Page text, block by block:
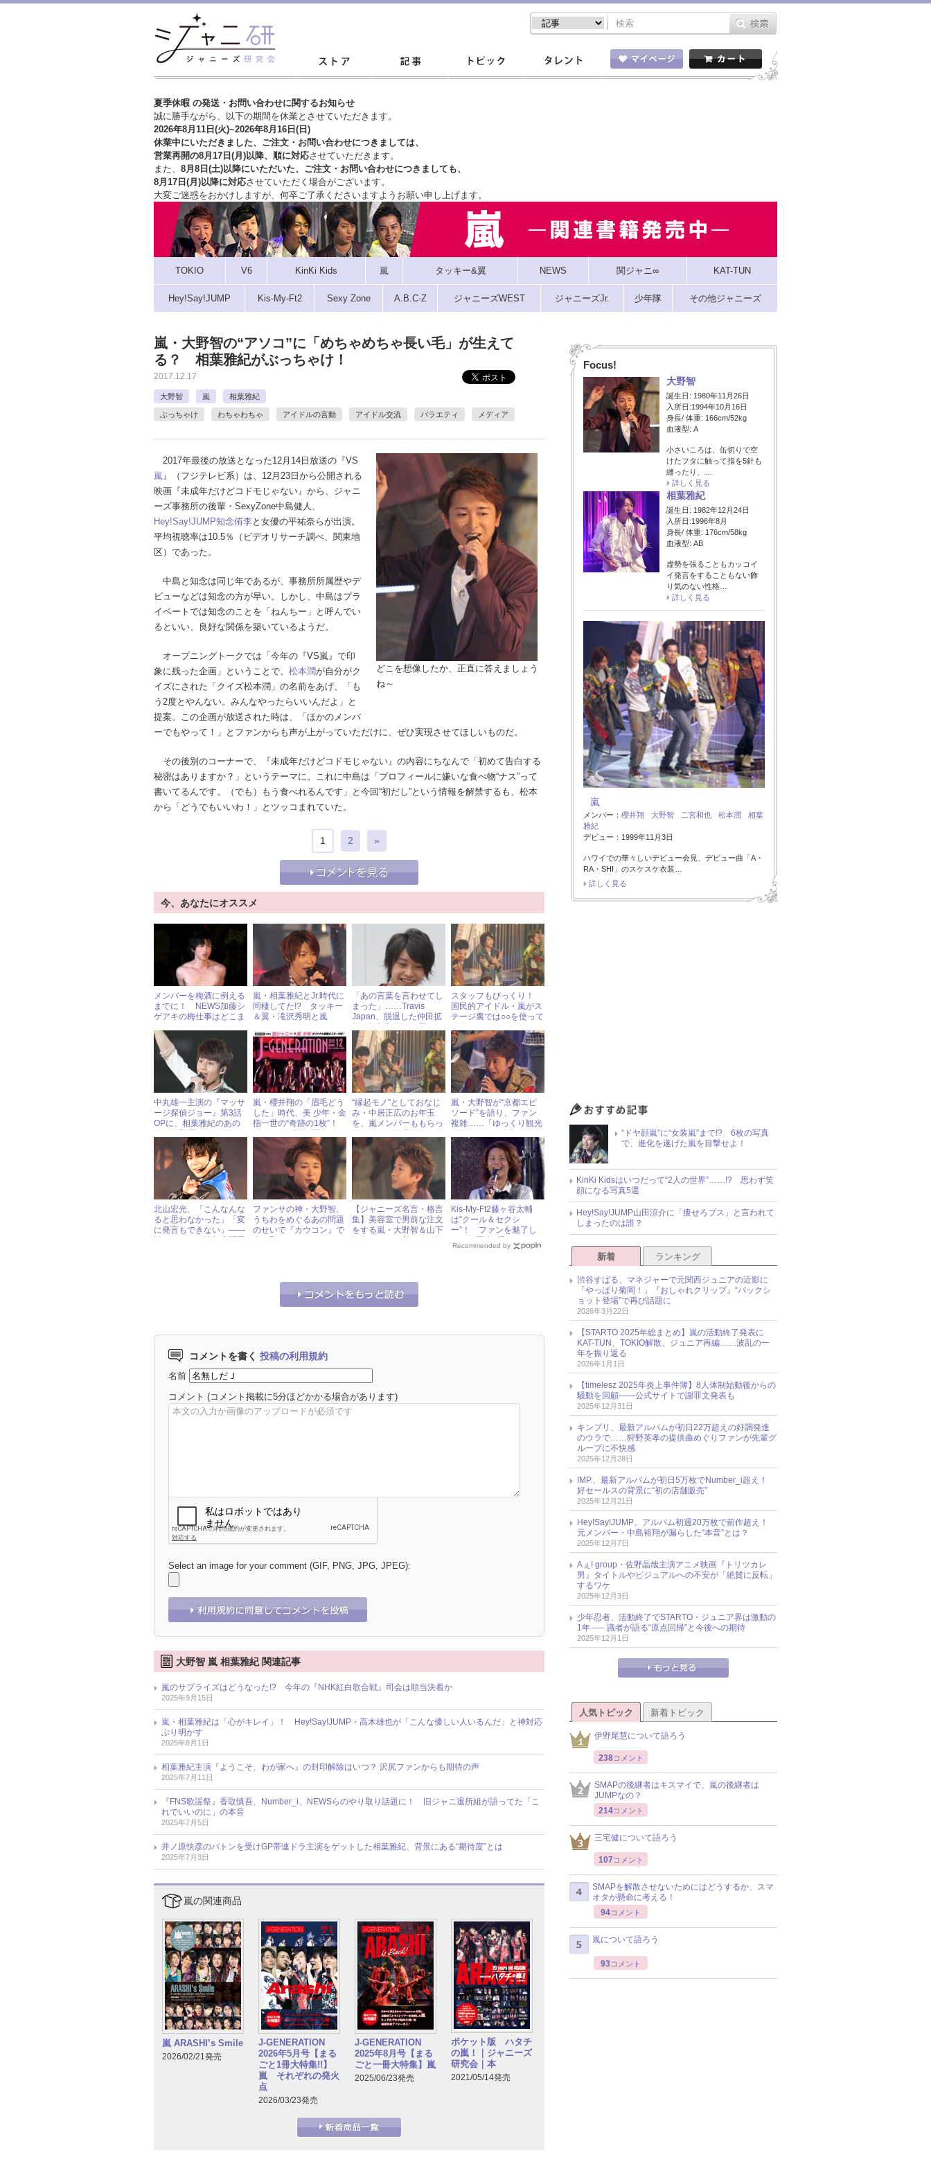
夏季休暇 の発送・お問い合わせに関するお知らせ
誠に勝手ながら、以下の期間を休業とさせていただきます。
2026年8月11日(火)~2026年8月16日(日)
休業中にいただきました、ご注文・お問い合わせにつきましては、
営業再開の8月17日(月)以降、順に対応させていただきます。
また、 8月8日(土)以降にいただいた、ご注文・ お問い合わせにつきましても、
8月17日(月)以降に対応させていただく場合がございます。
大変ご迷惑をおかけしますが、 何卒ご了承くださいますようお願い申し上げます。
TOKIO V6 KinKi Kids 嵐 タッキー&翼 NEWS 関ジャニ∞ KAT-TUN
Hey!Say!JUMP Kis-My-Ft2 Sexy Zone A.B.C-Z ジャニーズWEST ジャニーズJr. 少年隊 その他ジャニーズ
嵐・大野智の“アソコ”に「めちゃめちゃ長い毛」が生えて
る？ 相葉雅紀がぶっちゃけ！
2017.12.17
大野智 嵐 相葉雅紀
ぶっちゃけ わちゃわちゃ アイドルの言動 アイドル交流 バラエティ メディア
どこを想像したか、正直に答えましょう
ね～
2017年最後の放送となった12月14日放送の『VS
嵐』（フジテレビ系）は、12月23日から公開される
映画『未成年だけどコドモじゃない』から、ジャニ
ーズ事務所の後輩・SexyZone中島健人、
Hey!Say!JUMP知念侑李と女優の平祐奈らが出演。
平均視聴率は10.5％（ビデオリサーチ調べ、関東地
区）であった。
中島と知念は同じ年であるが、事務所所属歴やデ
ビューなどは知念の方が早い。しかし、中島はプラ
イベートでは知念のことを「ねんちー」と呼んでい
るといい、良好な関係を築いているようだ。
オープニングトークでは「今年の『VS嵐』で印
象に残った企画」ということで、 松本潤が自分がク
イズにされた「クイズ松本潤」の名前をあげ、「も
う2度とやんない。みんなやったらいいんだよ」と
提案。この企画が放送された時は、「ほかのメンバ
ーでもやって！」とファンからも声が上がっていただけに、ぜひ実現させてほしいものだ。
その後別のコーナーで、『未成年だけどコドモじゃない』の内容にちなんで「初めて告白する
秘密はありますか？」というテーマに。これに中島は「プロフィールに嫌いな食べ物“ナス”って
書いてるんです。（でも）もう食べれるんです」と今回“初だし”という情報を解禁するも、松本
から「どうでもいいわ！」とツッコまれていた。
1 2 »
今、あなたにオススメ
メンバーを梅酒に例える
までに！ NEWS加藤シ
ゲアキの梅仕事はどこま
嵐・相葉雅紀とJr.時代に
同棲してた!? タッキー
＆翼・滝沢秀明と嵐
ード
「あの言葉を言わせてし
まった」……Travis
Japan、脱退した仲田拡
語る！
スタッフもびっくり！
国民的アイドル・嵐がス
テージ裏では○○を使って
中丸雄一主演の『マッサ
ージ探偵ジョー』第3話
OPに、相葉雅紀のあの
嵐・櫻井翔の「眉毛どう
した」時代、美 少年・金
指一世の“奇跡の1枚”！
“縁起モノ”としておなじ
み・中居正広のお年玉
を、嵐メンバーももらっ
『紅白』裏話
嵐・大野智が“京都エピ
ソード”を語り、ファン
複雑……「ゆっくり観光
北山宏光、「こんなんな
ると思わなかった」「変
に発言もできない」――
ファンサの神・大野智、
うちわをめぐるあの問題
のせいで『カウコン』で
【ジャニーズ名言・格言
集】美容室で男前な注文
をする嵐・大野智＆山下
Kis-My-Ft2藤ヶ谷太輔
は“クール＆セクシ
ー”！ ファンを魅了し
Recommended by
コメントを書く 投稿の利用規約
名前
コメント (コメント掲載に5分ほどかかる場合があります)
Select an image for your comment (GIF, PNG, JPG, JPEG):
大野智 嵐 相葉雅紀 関連記事
嵐のサプライズはどうなった!? 今年の『NHK紅白歌合戦』司会は順当決着か
2025年9月15日
嵐・相葉雅紀は「心がキレイ」！ Hey!Say!JUMP・高木雄也が「こんな優しい人いるんだ」と神対応
ぶり明かす
2025年8月1日
相葉雅紀主演『ようこそ、わが家へ』の封印解除はいつ？ 沢尻ファンからも期待の声
2025年7月11日
『FNS歌謡祭』香取慎吾、Number_i、NEWSらのやり取り話題に！ 旧ジャニ退所組が語ってた「こ
れでいいのに」の本音
2025年7月5日
井ノ原快彦のバトンを受けGP帯連ドラ主演をゲットした相葉雅紀、背景にある“期待度”とは
2025年7月3日
嵐の関連商品
嵐 ARASHI’s Smile
2026/02/21発売
J-GENERATION
2026年5月号【まる
ごと1冊大特集!!】
嵐 それぞれの発火
点
2026/03/23発売
J-GENERATION
2025年8月号【まる
ごと一冊大特集】嵐
2025/06/23発売
ポケット版 ハタチ
の嵐！｜ジャニーズ
研究会｜本
2021/05/14発売
Focus!
大野智
誕生日: 1980年11月26日
入所日:1994年10月16日
身長/ 体重: 166cm/52kg
血液型: A
小さいころは、缶切りで空
けたフタに触って指を5針も
縫ったり、…
詳しく見る
相葉雅紀
誕生日: 1982年12月24日
入所日:1996年8月
身長/ 体重: 176cm/58kg
血液型: AB
虚勢を張ることもカッコイ
イ発言をすることもない飾
り気のない性格…
詳しく見る
嵐
メンバー： 櫻井翔 大野智 二宮和也 松本潤
相葉
雅紀
デビュー：1999年11月3日
ハワイでの華々しいデビュー会見、デビュー曲「A・
RA・SHI」のスケスケ衣装…
詳しく見る
“ドヤ顔嵐”に“女装嵐”まで!? 6枚の写真
で、進化を遂げた嵐を目撃せよ！
KinKi Kidsはいつだって“2人の世界”……!? 思わず笑
顔になる写真5選
Hey!Say!JUMP山田涼介に「痩せろブス」と言われて
しまったのは誰？
新着 ランキング
渋谷すばる、マネジャーで元関西ジュニアの近影に
「やっぱり菊岡！」『おしゃれクリップ』“バックシ
ョット登場”で再び話題に
2026年3月22日
【STARTO 2025年総まとめ】嵐の活動終了発表に
KAT-TUN、TOKIO解散、ジュニア再編……波乱の一
年を振り返る
2026年1月1日
【timelesz 2025年炎上事件簿】8人体制始動後からの
騒動を回顧――公式サイトで謝罪文発表も
2025年12月31日
キンプリ、最新アルバムが初日22万超えの好調発進
のウラで……狩野英孝の提供曲めぐりファンが先輩グ
ループに不快感
2025年12月28日
IMP.、最新アルバムが初日5万枚でNumber_i超え！
好セールスの背景に“初の店舗販売”
2025年12月21日
Hey!Say!JUMP、アルバム初週20万枚で前作超え！
元メンバー・中島裕翔が漏らした“本音”とは？
2025年12月7日
Aぇ! group・佐野晶哉主演アニメ映画『トリツカレ
男』タイトルやビジュアルへの不安が「絶賛に反転」
するワケ
2025年12月3日
少年忍者、活動終了でSTARTO・ジュニア界は激動の
1年 ── 識者が語る“原点回帰”と今後への期待
2025年12月1日
人気トピック 新着トピック
伊野尾慧について語ろう
238コメント
SMAPの後継者はキスマイで、嵐の後継者は
JUMPなの？
214コメント
三宅健について語ろう
107 コメント
SMAPを解散させないためにはどうするか、スマ
オタが懸命に考える！
94コメント
嵐について語ろう
93コメント